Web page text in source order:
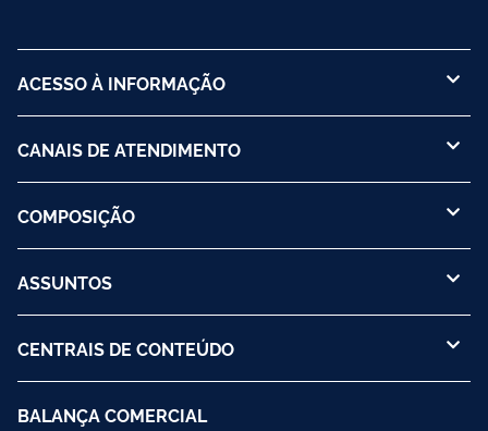
ACESSO À INFORMAÇÃO
CANAIS DE ATENDIMENTO
COMPOSIÇÃO
ASSUNTOS
CENTRAIS DE CONTEÚDO
BALANÇA COMERCIAL